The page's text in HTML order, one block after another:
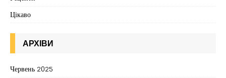
Цікаво
АРХІВИ
Червень 2025